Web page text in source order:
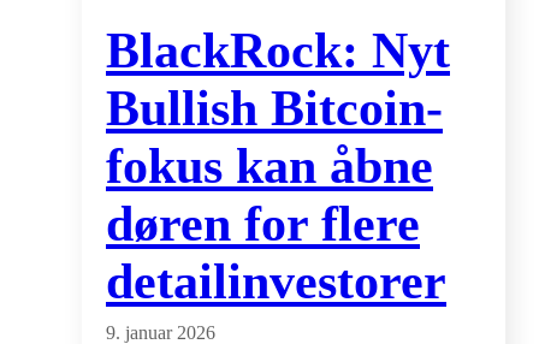
BlackRock: Nyt
Bullish Bitcoin-
fokus kan åbne
døren for flere
detailinvestorer
9. januar 2026